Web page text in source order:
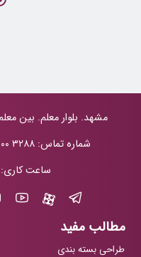
مشهد. بلوار معلم. بین معلم 12 و 14. پلاک 312.
شماره تماس:+۹۸
ساعت کاری:
مطالب مفید
طراحی بسته بندی